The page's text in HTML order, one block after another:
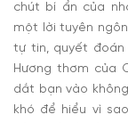
chút bí ẩn của
một lời tuyên
tự tin, quyết đoán
Hương thơm của
dắt bạn vào
khó để hiểu vì